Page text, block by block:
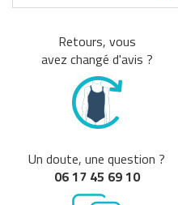
Retours, vous
avez changé d'avis ?
Un doute, une question ?
06 17 45 69 10